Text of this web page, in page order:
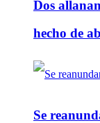
Dos
hecho de
Se